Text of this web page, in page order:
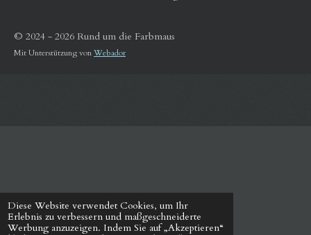
Diese Website verwendet Cookies, um Ihr
Erlebnis zu verbessern und maßgeschneiderte
Werbung anzuzeigen. Indem Sie auf „Akzeptieren“
© 2024 - 2026 Rund um die Farbmaus
Mit Unterstützung vonWebador